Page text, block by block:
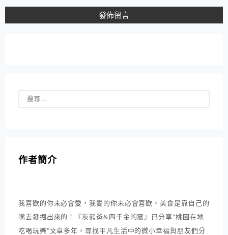
作者簡介
我喜歡的你未必會愛，我愛的你未必會喜歡，美食是靠自己的
嘴去發掘出來的！『灰熊爸&四千金的窩』已分享"桃園在地
吃喝玩樂"文章多年，尋找平凡生活中的微小幸福與朋友們分